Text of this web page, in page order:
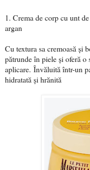
1. Crema de corp cu unt
argan
Cu textura sa cremoasă și
pătrunde în piele și oferă o
aplicare. Învăluită într-un
hidratată și hrănită